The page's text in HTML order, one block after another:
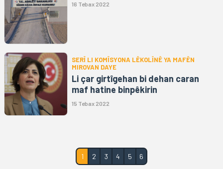
16 Tebax 2022
SERÎ LI KOMÎSYONA LÊKOLÎNÊ YA MAFÊN
MIROVAN DAYE
Li çar girtîgehan bi dehan caran
maf hatine binpêkirin
15 Tebax 2022
1 2 3 4 5 6